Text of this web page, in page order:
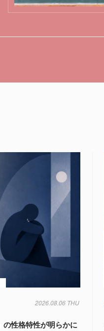
2026.08.06 THU
の性格特性が明らかに